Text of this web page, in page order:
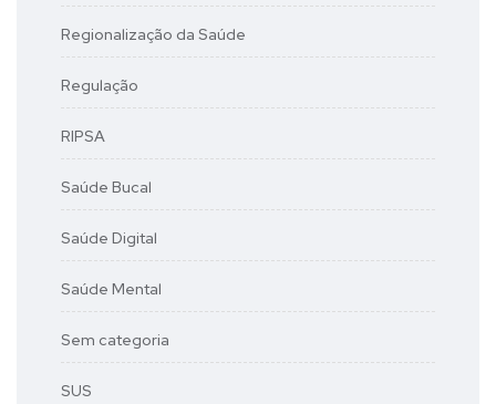
Regionalização da Saúde
Regulação
RIPSA
Saúde Bucal
Saúde Digital
Saúde Mental
Sem categoria
SUS